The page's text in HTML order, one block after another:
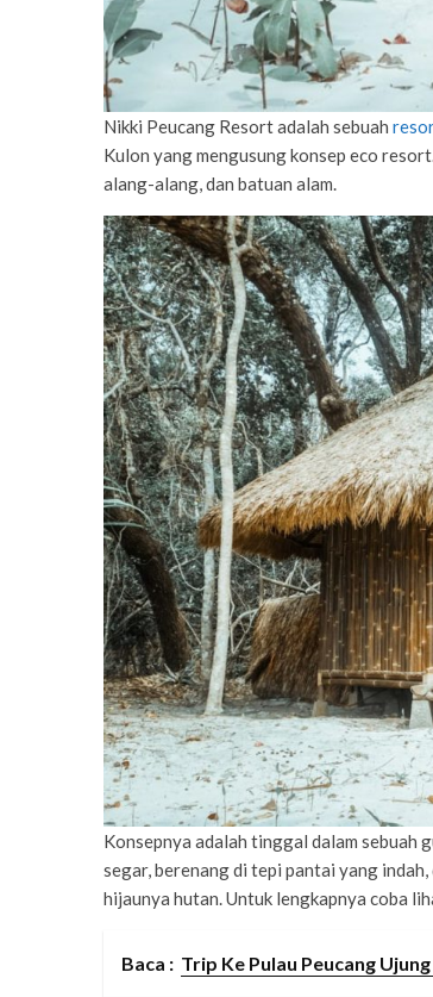
Nikki Peucang Resort adalah sebuah
Kulon yang mengusung konsep eco
alang-alang, dan batuan alam.
Konsepnya adalah tinggal dalam sebuah
segar, berenang di tepi pantai yang
hijaunya hutan. Untuk lengkapnya coba
Baca : Trip Ke Pulau Peucang